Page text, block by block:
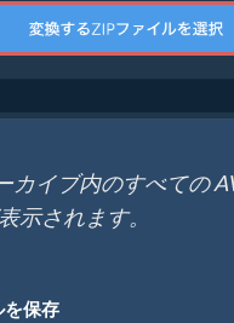
カイブ内のすべての
示されます。
を保存